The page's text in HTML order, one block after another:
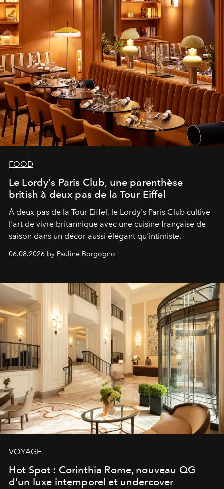
FOOD
Le Lordy's Paris Club, une parenthèse
british à deux pas de la Tour Eiffel
À deux pas de la Tour Eiffel, le Lordy's Paris Club cultive
l'art de vivre britannique avec une cuisine française de
saison dans un décor aussi élégant qu'intimiste.
06.08.2026 by Pauline Borgogno
VOYAGE
Hot Spot : Corinthia Rome, nouveau QG
d'un luxe intemporel et undercover